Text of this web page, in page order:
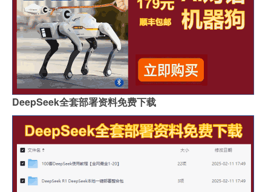
DeepSeek全套部署资料免费下载